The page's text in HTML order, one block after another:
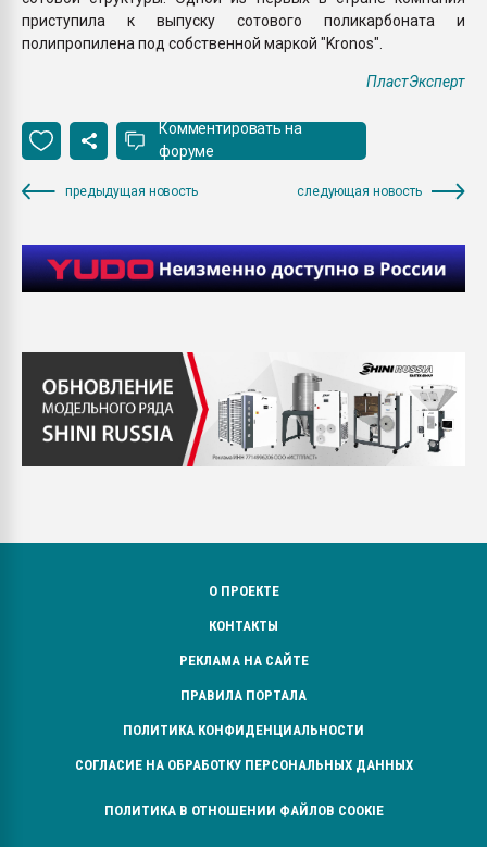
приступила к выпуску сотового поликарбоната и
полипропилена под собственной маркой "Kronos".
ПластЭксперт
Комментировать на
форуме
предыдущая новость следующая новость
О ПРОЕКТЕ
КОНТАКТЫ
РЕКЛАМА НА САЙТЕ
ПРАВИЛА ПОРТАЛА
ПОЛИТИКА КОНФИДЕНЦИАЛЬНОСТИ
СОГЛАСИЕ НА ОБРАБОТКУ ПЕРСОНАЛЬНЫХ ДАННЫХ
ПОЛИТИКА В ОТНОШЕНИИ ФАЙЛОВ COOKIE